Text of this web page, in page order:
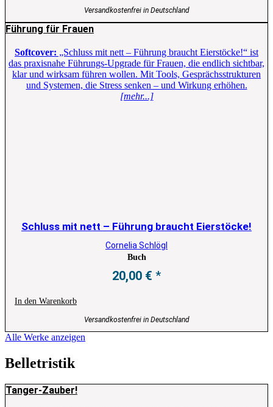
Versandkostenfrei in Deutschland
Führung für Frauen
Softcover: „Schluss mit nett – Führung braucht Eierstöcke!“ ist
das praxisnahe Führungs-Upgrade für Frauen, die endlich sichtbar,
klar und wirksam führen wollen. Mit Tools, Gesprächsstrukturen
und Systemen, die Stress senken – und Wirkung erhöhen.
[mehr...]
Schluss mit nett – Führung braucht Eierstöcke!
Cornelia Schlögl
Buch
20,00 €
In den Warenkorb
Versandkostenfrei in Deutschland
Alle Werke anzeigen
Belletristik
Tanger-Zauber!